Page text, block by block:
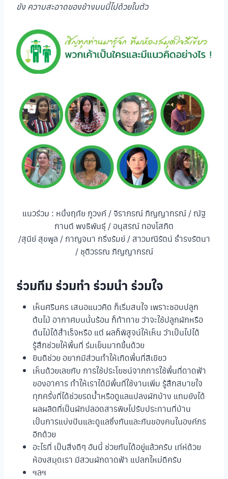
ขัง ความสะอาดของข้างบนนี้ไปด้วยในตัว
แนวร่วม : หนึ่งฤทัย ภูวงค์ / จิราภรณ์ ภิญญากรณ์ / ณัฐ
กานต์ พงธิพันธ์ุ / อนุสรณ์ ทองโสภิต
/สุนีย์ สุขพูล / กาญจนา กริ่งรัมย์ / สาวมณีรัตน์ ธำรงรัตนา
/ ชุติวรรณ ภิญญากรณ์
ร่วมทีม ร่วมทำ ร่วมนำ ร่วมใจ
เห็นศรีนคร เสนอแนวคิด ก็เริ่มสนใจ เพราะชอบปลูก
ต้นไม้ อากาศบนนั้นร้อน ก็ท้าทาย ว่าจะใช้ปลูกผักหรือ
ต้นไม้ได้สำเร็จหรือ แต่ ผลก็พิสูจน์ให้เห็น ว่าเป็นไปได้
รู้สึกช่วยให้พื้นที่ ร่มเย็นมากขึ้นด้วย
ยินดีช่วย อยากมีส่วนทำให้เกิดพื้นที่สีเขียว
เห็นด้วยเลยกับ การใช้ประโยชน์จากการใช้พื้นที่ดาดฟ้า
ของอาคาร ทำให้เราได้มีพื้นที่ใช้งานเพิ่ม รู้สึกสบายใจ
ทุกครั้งที่ได้ช่วยรดน้ำหรือดูแลแปลงผักบ้าง แถมยังได้
ผลผลิตที่เป็นผักปลอดสารพิษไปรับประทานที่บ้าน
เป็นการแบ่งปันและดูแลซึ่งกันและกันของคนในองค์กร
อีกด้วย
อะไรที่ เป็นสิ่งดีๆ อันนี้ ช่วยกันได้อยู่แล้วครับ เท่ห์ด้วย
ห้องสมุดเรา มีสวนผักดาดฟ้า แปลกใหม่ดีครับ
ฯลฯ